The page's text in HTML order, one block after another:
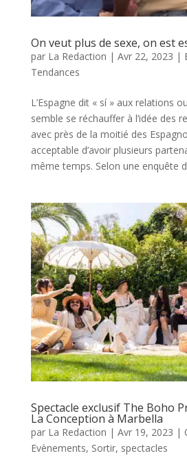
On veut plus de sexe, on est
par La Redaction | Avr 22, 2023 |
Tendances
L’Espagne dit « sí » aux relations
semble se réchauffer à l’idée des
avec près de la moitié des
acceptable d’avoir plusieurs
même temps. Selon une enquête
Spectacle exclusif The Boho
La Conception à Marbella
par La Redaction | Avr 19, 2023 |
Evènements, Sortir, spectacles